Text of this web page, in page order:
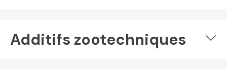
Additifs zootechniques